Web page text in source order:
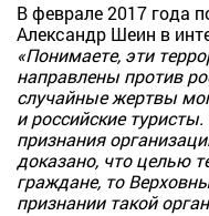
В феврале 2017 года
Александр Шеин в
«Понимаете, эти
направлены против
случайные жертвы
и российские
признания
доказано, что целью
граждане, то
признании такой